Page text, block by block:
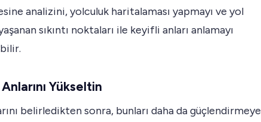
analizini, yolculuk haritalaması yapmayı ve yol
sıkıntı noktaları ile keyifli anları anlamayı
Yükseltin
belirledikten sonra, bunları daha da güçlendirmeye